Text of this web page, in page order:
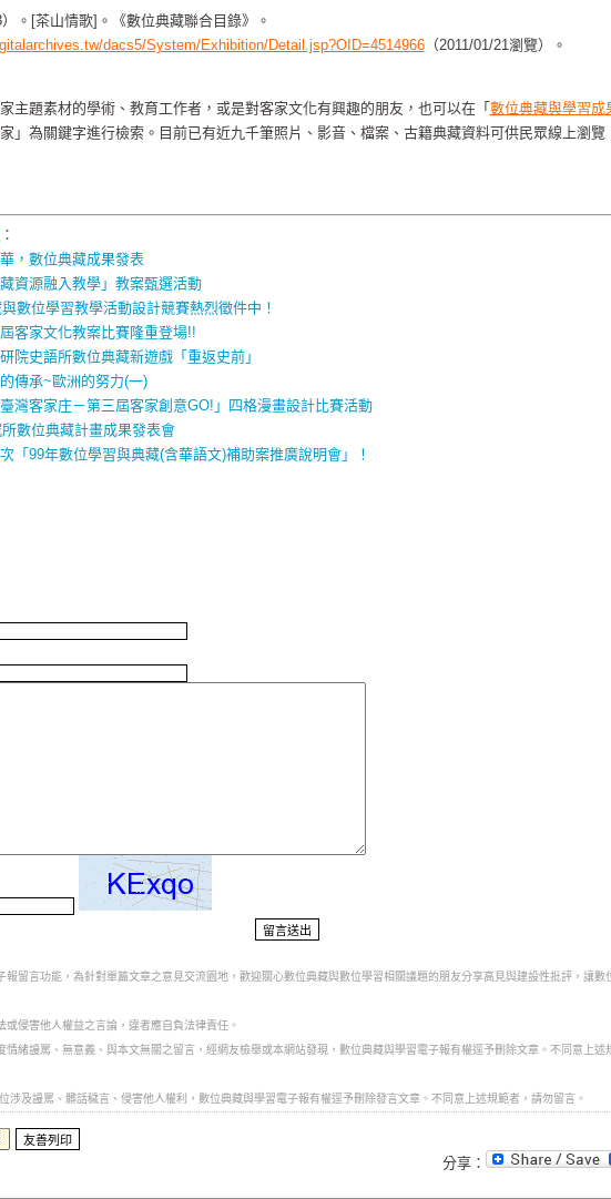
。[茶山情歌]。《數位典藏聯合目錄》。
dacs5/System/Exhibition/Detail.jsp?OID=4514966（2011/01/21瀏覽）。
主題素材的學術、教育工作者，或是對客家文化有興趣的朋友，也可以在「 數位典藏與學習成
」為關鍵字進行檢索。目前已有近九千筆照片、影音、檔案、古籍典藏資料可供民眾線上瀏覽
，數位典藏成果發表
藏資源融入教學」教案甄選活動
數位學習教學活動設計競賽熱烈徵件中！
客家文化教案比賽隆重登場!!
院史語所數位典藏新遊戲「重返史前」
傳承~歐洲的努力(一)
灣客家庄－第三屆客家創意GO!」四格漫畫設計比賽活動
數位典藏計畫成果發表會
「99年數位學習與典藏(含華語文)補助案推廣說明會」！
報留言功能，為針對單篇文章之意見交流園地，歡迎關心數位典藏與數位學習相關議題的朋友分享高見與建設性批評，讓數
或侵害他人權益之言論，違者應自負法律責任。
情緒謾罵、無意義、與本文無關之留言，經網友檢舉或本網站發現，數位典藏與學習電子報有權逕予刪除文章。不同意上述
涉及謾罵、髒話穢言、侵害他人權利，數位典藏與學習電子報有權逕予刪除發言文章。不同意上述規範者，請勿留言。
分享：